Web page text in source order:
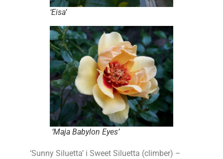
‘Eisa’
‘Maja Babylon Eyes’
‘Sunny Siluetta’ i Sweet Siluetta (climber) –